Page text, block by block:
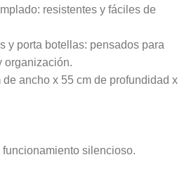
resistentes y fáciles de
y porta botellas: pensados para
organización.
de ancho x 55 cm de profundidad x
silencioso.